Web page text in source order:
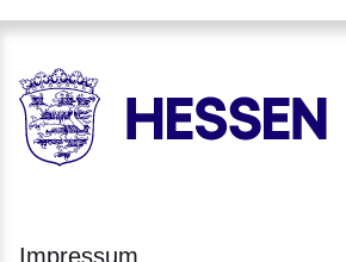
HESSEN - Hessische Landesregierung
Impressum